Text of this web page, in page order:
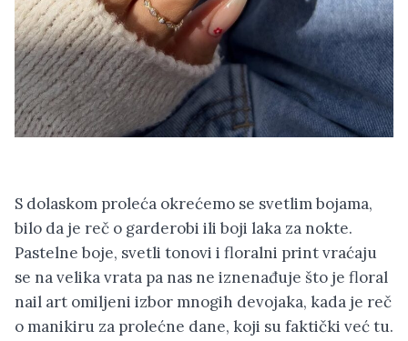
S dolaskom proleća okrećemo se svetlim bojama,
bilo da je reč o garderobi ili boji laka za nokte.
Pastelne boje, svetli tonovi i floralni print vraćaju
se na velika vrata pa nas ne iznenađuje što je floral
nail art omiljeni izbor mnogih devojaka, kada je reč
o manikiru za prolećne dane, koji su faktički već tu.